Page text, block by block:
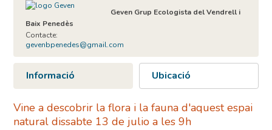
Geven Grup Ecologista del Vendrell i
Baix Penedès
Contacte:
gevenbpenedes@gmail.com
Informació Ubicació
Vine a descobrir la flora i la fauna d'aquest espai
natural dissabte 13 de julio a les 9h